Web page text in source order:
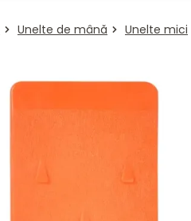
Unelte de mână Unelte mici